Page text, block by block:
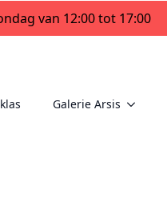
van 12:00 tot 17:00
Galerie Arsis